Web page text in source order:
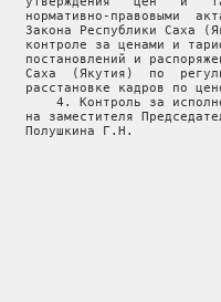
нормативно-правовыми
Закона Республики Саха
контроле за ценами и
постановлений и
Саха  (Якутия)  по
расстановке кадров по
4. Контроль за
на заместителя
   Полушкина Г.Н.